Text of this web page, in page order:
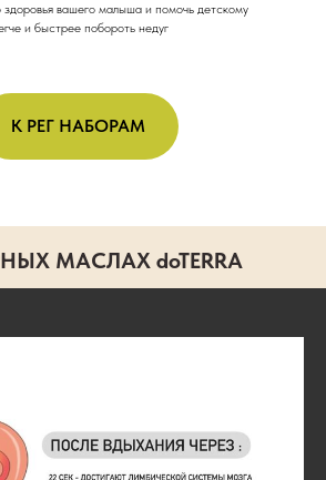
здоровья вашего малыша и помочь детскому
и быстрее побороть недуг
К РЕГ НАБОРАМ
МАСЛАХ doTERRA